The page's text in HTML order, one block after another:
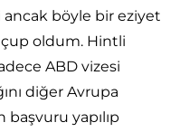
böyle bir eziyet
oldum. Hintli
ABD vizesi
diğer Avrupa
yapılıp